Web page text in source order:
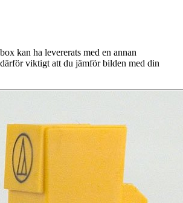
kan ha levererats med en annan
viktigt att du jämför bilden med din